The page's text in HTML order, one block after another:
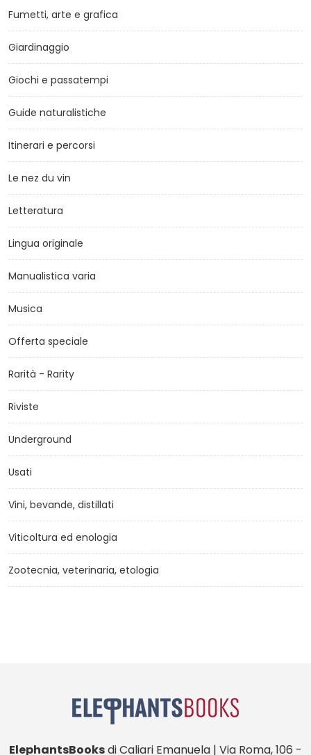
Fumetti, arte e grafica
Giardinaggio
Giochi e passatempi
Guide naturalistiche
Itinerari e percorsi
Le nez du vin
Letteratura
Lingua originale
Manualistica varia
Musica
Offerta speciale
Rarità - Rarity
Riviste
Underground
Usati
Vini, bevande, distillati
Viticoltura ed enologia
Zootecnia, veterinaria, etologia
ElephantsBooksdi Caliari Emanuela | Via Roma, 106 -